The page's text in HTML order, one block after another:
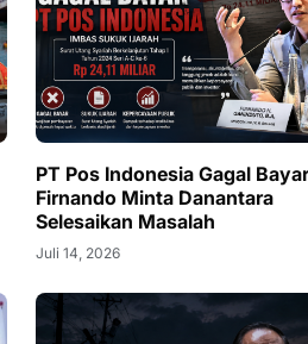
PT Pos Indonesia Gagal
Firnando Minta Danantara
Selesaikan Masalah
Juli 14, 2026